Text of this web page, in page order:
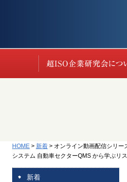
HOME > 新着 > オンライン動画配信シリ
システム 自動車セクターQMS から学ぶ
新着